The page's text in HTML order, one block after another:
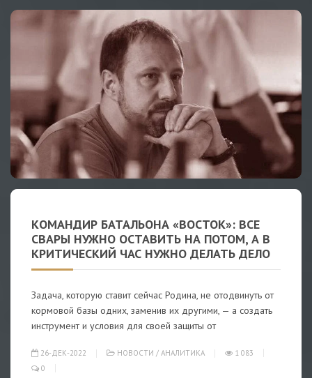
КОМАНДИР БАТАЛЬОНА «ВОСТОК»: ВСЕ
СВАРЫ НУЖНО ОСТАВИТЬ НА ПОТОМ, А В
КРИТИЧЕСКИЙ ЧАС НУЖНО ДЕЛАТЬ ДЕЛО
Задача, которую ставит сейчас Родина, не отодвинуть от
кормовой базы одних, заменив их другими, — а создать
инструмент и условия для своей защиты от
26-ДЕК-2022 НОВОСТИ / АНАЛИТИКА
1 083
0